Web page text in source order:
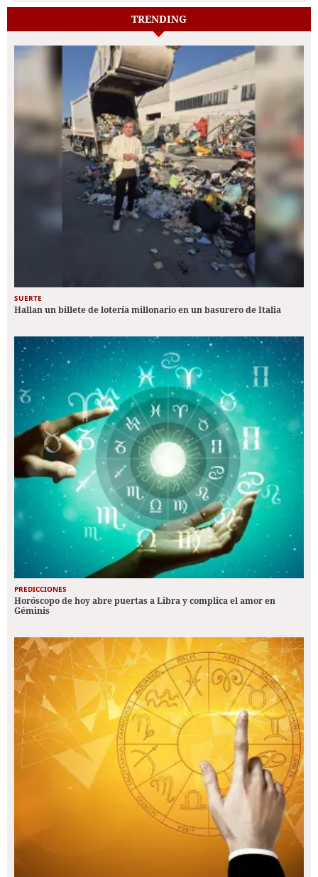
TRENDING
SUERTE
Hallan un billete de lotería millonario en un basurero de Italia
PREDICCIONES
Horóscopo de hoy abre puertas a Libra y complica el amor en
Géminis